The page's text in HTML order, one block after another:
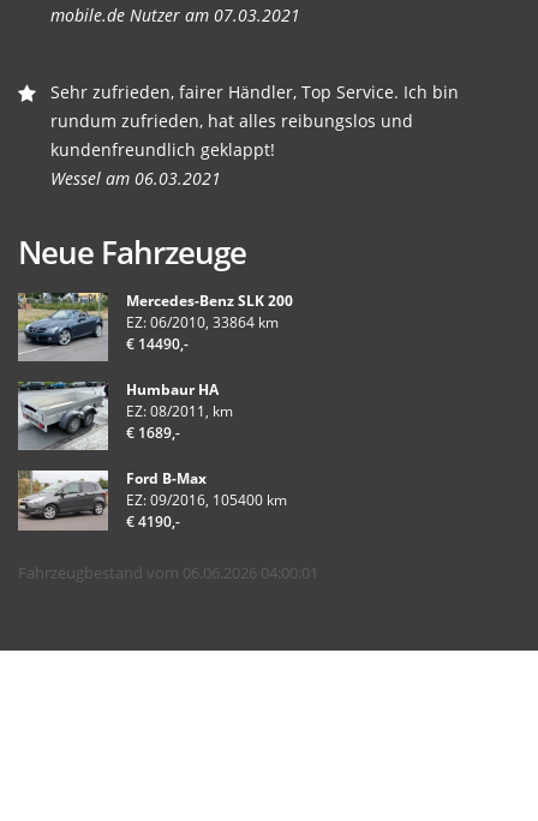
mobile.de Nutzer am 07.03.2021
Sehr zufrieden, fairer Händler, Top Service. Ich bin
rundum zufrieden, hat alles reibungslos und
kundenfreundlich geklappt!
Wessel am 06.03.2021
Neue Fahrzeuge
Mercedes-Benz SLK 200
EZ: 06/2010, 33864 km
€ 14490,-
Humbaur HA
EZ: 08/2011, km
€ 1689,-
Ford B-Max
EZ: 09/2016, 105400 km
€ 4190,-
Fahrzeugbestand vom 06.06.2026 04:00:01